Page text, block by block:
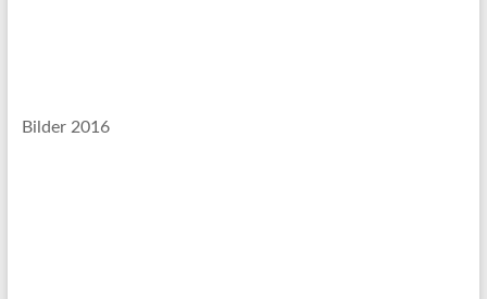
Bilder 2016